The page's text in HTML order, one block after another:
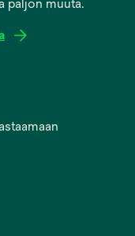
paljon muuta.